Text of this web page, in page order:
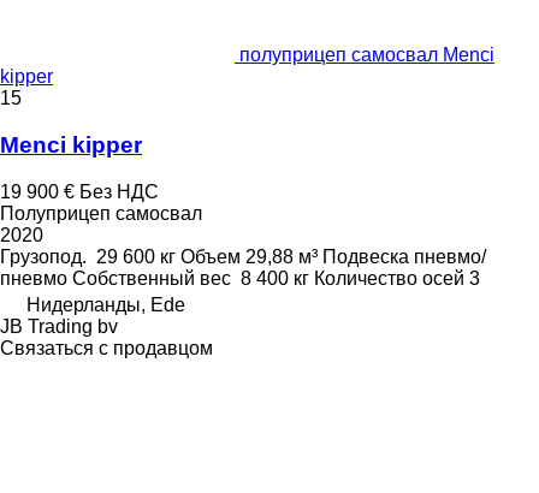
полуприцеп самосвал Menci
kipper
15
Menci kipper
19 900 € Без НДС
Полуприцеп самосвал
2020
Грузопод. 29 600 кг Объем 29,88 м³ Подвеска пневмо/
пневмо Собственный вес 8 400 кг Количество осей 3
Нидерланды, Ede
JB Trading bv
Связаться с продавцом